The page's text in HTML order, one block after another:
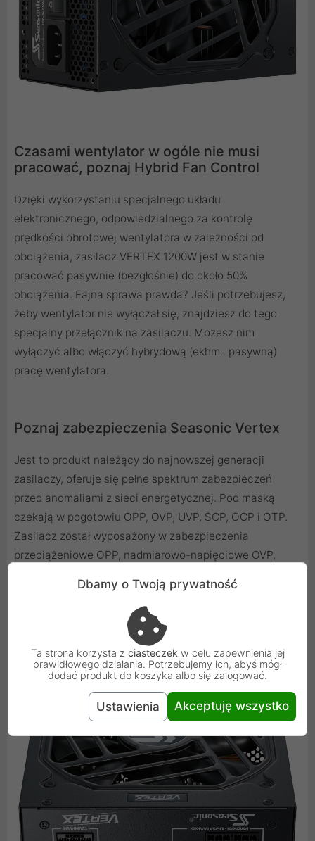
Czasami wentylator w ogóle nie musi
pracować, poznaj Hybrid Fan Control
Dzięki wykorzystaniu specjalnego układu
elektronicznego, odpowiedzialnego za kontrolę
prędkości obrotowej wentylatora w zależności od
obciążenia, zasilacz VERTEX 1200W jest w stanie
pracować pasywnie (bezgłośnie) do około 50%
obciążenia. Fajna sprawa prawda? Jeśli potrzebujesz,
żeby wentylator nie wyłączał się, znajdziesz do tego
specjalny przełącznik na zasilaczu. Możesz nim
wyłączyć albo włączyć hybrydową (ekhm.. pasywną)
pracę wentylatora.
Poznaj zabezpieczenia Seasonic Vertex
Jest to produkt należący do najnowszej generacji
zasilaczy, oferuje się pełne spektrum zabezpieczeń
przed anomaliami z sieci energetycznej. Pod maską
czekają w pogotowiu OPP, OVP, UVP, SCP, OCP i OTP.
Zasilacz został wyposażony w zabezpieczenia
przeciążeniowe OPP, nadmiarowo-napięciowe OVP,
nadmiarowo-prądowe OCP, temperaturowe OTP.
Chronią podzespoły komputera w razie wystąpienia
szeregu nieprzyjemnych zjawisk.
Dbamy o Twoją prywatność
Ta strona korzysta z ciasteczek w celu zapewnienia jej
prawidłowego działania. Potrzebujemy ich, abyś mógł
dodać produkt do koszyka albo się zalogować.
Ustawienia Akceptuję wszystko